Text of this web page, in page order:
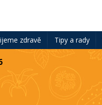
zdravě Tipy a rady